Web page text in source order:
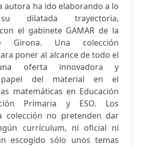
autora ha ido elaborando a lo
dilatada trayectoria,
el gabinete GAMAR de la
Girona. Una colección
poner al alcance de todo el
oferta innovadora y
del material en el
matemáticas en Educación
Primaria y ESO. Los
colección no pretenden dar
currículum, ni oficial ni
escogido sólo unos temas